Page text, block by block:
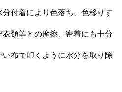
付着により色落ち、色移りす
類等との摩擦、密着にも十分
布で叩くように水分を取り除